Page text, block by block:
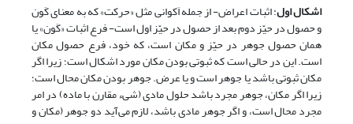
اشکال اول: اثبات اعراض- از جمله اَکوانی مثل «حرکت» که به معنای کَون
و حصول در حیّز دوم بعد از حصول در حیّز اول است- فرع اثبات «کَون» یا
همان حصول جوهر در حیّز و مکان است، که خود، فرع حصول مکان
است. این در حالی است که ثبوتی بودن مکان مورد اشکال است؛ زیرا اگر
مکان ثبوتی باشد یا جوهر است و یا عرض. جوهر بودن مکان محال است؛
زیرا اگر مکان، جوهر مجرد باشد حلول مادی (شیء مقارن با ماده) در امر
مجرد محال است، و اگر جوهر مادی باشد، لازم می‌آید دو جوهر (مکان و